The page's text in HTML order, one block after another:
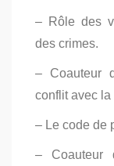
– Rôle des
des crimes.
– Coauteur
conflit avec la
– Le code de
– Coauteur